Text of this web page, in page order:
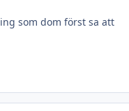
som dom först sa att